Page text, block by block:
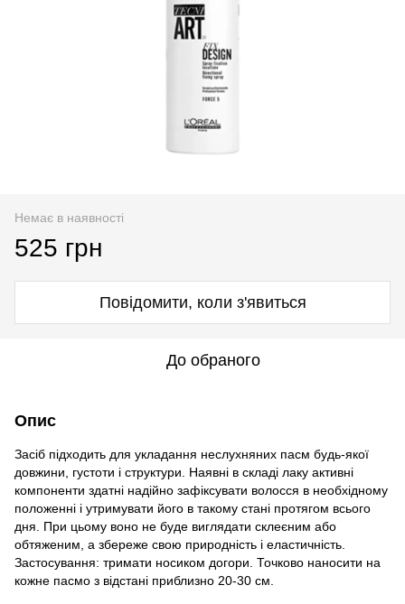
Немає в наявності
525 грн
Повідомити, коли з'явиться
До обраного
Опис
Засіб підходить для укладання неслухняних пасм будь-якої
довжини, густоти і структури. Наявні в складі лаку активні
компоненти здатні надійно зафіксувати волосся в необхідному
положенні і утримувати його в такому стані протягом всього
дня. При цьому воно не буде виглядати склеєним або
обтяженим, а збереже свою природність і еластичність.
Застосування: тримати носиком догори. Точково наносити на
кожне пасмо з відстані приблизно 20-30 см.